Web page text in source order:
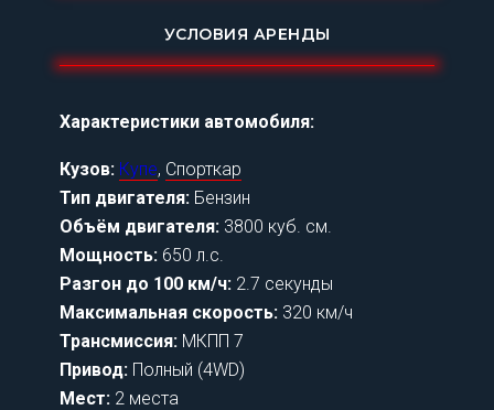
Характеристики автомобиля:
УСЛОВИЯ АРЕНДЫ
Объём двигателя: 3800 куб. см.
Максимальная скорость: 320 км/ч
Трансмиссия: МКПП 7
Разгон до 100 км/ч: 2.7 секунды
Мощность: 650 л.с.
Тип двигателя: Бензин
Привод: Полный (4WD)
Мест: 2 места
Кузов: Купе, Спорткар